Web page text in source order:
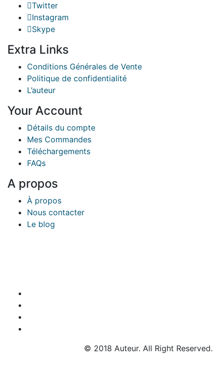
Twitter
Instagram
Skype
Extra Links
Conditions Générales de Vente
Politique de confidentialité
L’auteur
Your Account
Détails du compte
Mes Commandes
Téléchargements
FAQs
A propos
À propos
Nous contacter
Le blog
© 2018 Auteur. All Right Reserved.